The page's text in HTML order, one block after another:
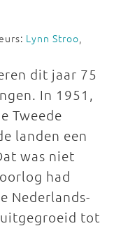
Lynn Stroo,
dit jaar 75
In 1951,
Tweede
landen een
was niet
had
Nederlands-
tot